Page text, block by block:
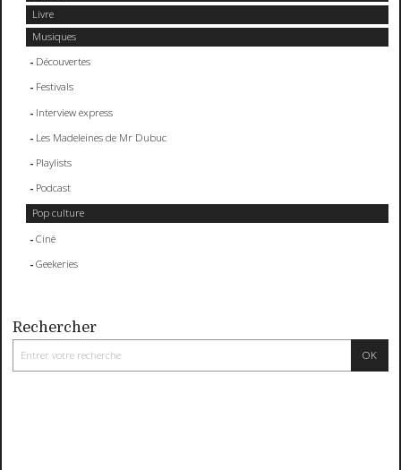
Livre
Musiques
Découvertes
Festivals
Interview express
Les Madeleines de Mr Dubuc
Playlists
Podcast
Pop culture
Ciné
Geekeries
Rechercher